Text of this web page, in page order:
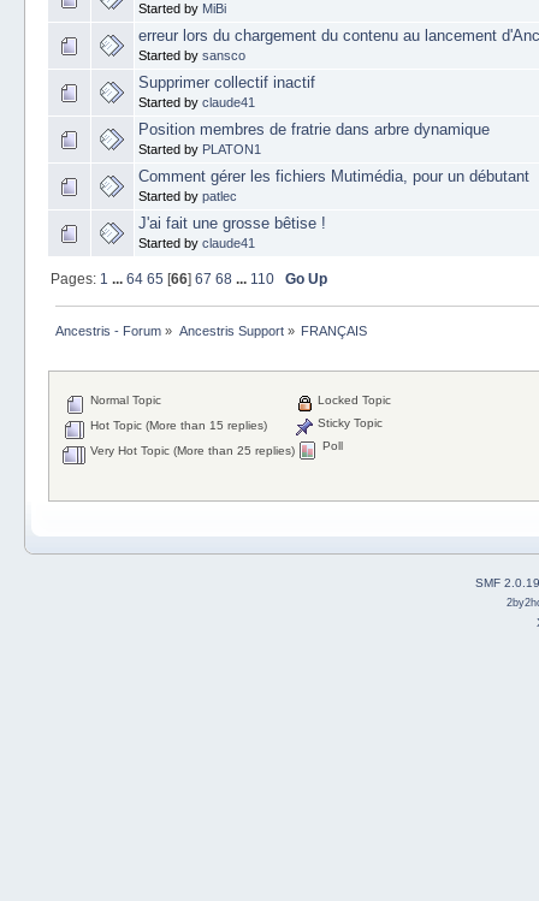
Started by MiBi
erreur lors du chargement du contenu au lancement
Started by sansco
Supprimer collectif inactif
Started by claude41
Position membres de fratrie dans arbre dynamique
Started by PLATON1
Comment gérer les fichiers Mutimédia, pour un débutant
Started by patlec
J'ai fait une grosse bêtise !
Started by claude41
Pages: 1 ... 64 65 [66] 67 68 ... 110 Go Up
Ancestris - Forum » Ancestris Support» FRANÇAIS
Normal Topic
Hot Topic (More than 15 replies)
Very Hot Topic (More than 25 replies)
Locked Topic
Sticky Topic
Poll
SMF 2.0.19